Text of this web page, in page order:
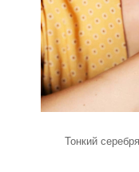
Тонкий